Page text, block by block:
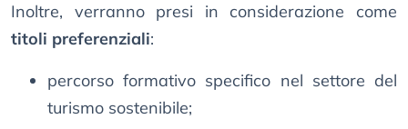
Inoltre, verranno presi in considerazione come
titoli preferenziali:
percorso formativo specifico nel settore del
turismo sostenibile;